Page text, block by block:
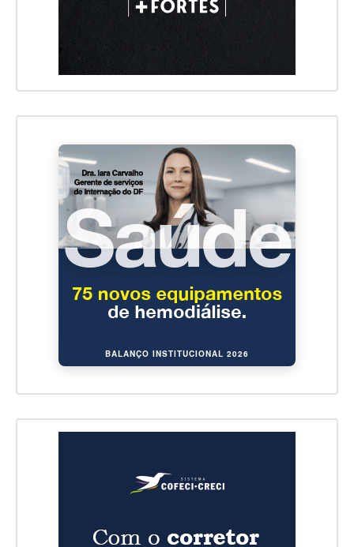
BALANÇO INSTITUCIONAL 2026